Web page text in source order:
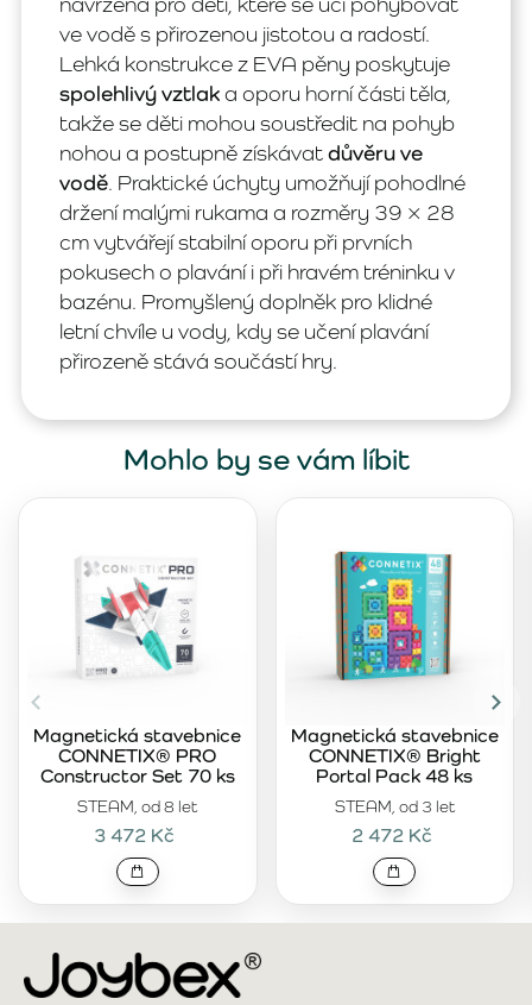
ve vodě s přirozenou jistotou a radostí.
Lehká konstrukce z EVA pěny poskytuje
spolehlivý vztlaka oporu horní části těla,
takže se děti mohou soustředit na pohyb
nohou a postupně získávatdůvěru ve
vodě. Praktické úchyty umožňují pohodlné
držení malými rukama a rozměry 39 × 28
cm vytvářejí stabilní oporu při prvních
pokusech o plavání i při hravém tréninku v
bazénu. Promyšlený doplněk pro klidné
letní chvíle u vody, kdy se učení plavání
přirozeně stává součástí hry.
Mohlo by se vám líbit
STEAM, od 8 let
Magnetická stavebnice
CONNETIX® PRO
Constructor Set 70 ks
3 472 Kč
STEAM, od 3 let
Magnetická stavebnice
CONNETIX® Bright
Portal Pack 48 ks
2 472 Kč